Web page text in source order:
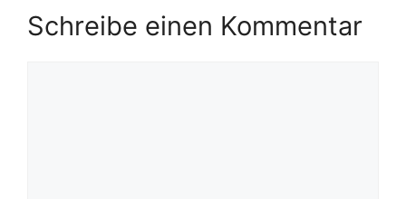
Schreibe einen Kommentar